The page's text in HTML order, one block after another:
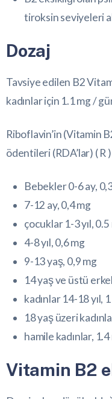
tiroksin seviyeleri
Dozaj
Tavsiye edilen B2
kadınlar için 1.1 mg /
Riboflavin’in (Vitamin
ödentileri (RDA’lar) ( R )
Bebekler 0-6 ay,
7-12 ay, 0,4 mg
çocuklar 1-3 yıl, 0.5
4-8 yıl, 0,6 mg
9-13 yaş, 0,9 mg
14 yaş ve üstü
kadınlar 14-18 yıl,
18 yaş üzeri
hamile kadınlar,
Vitamin B2